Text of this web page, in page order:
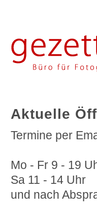
Aktuelle
Termine per
Mo - Fr 9 - 19
Sa 11 - 14 Uhr
und nach